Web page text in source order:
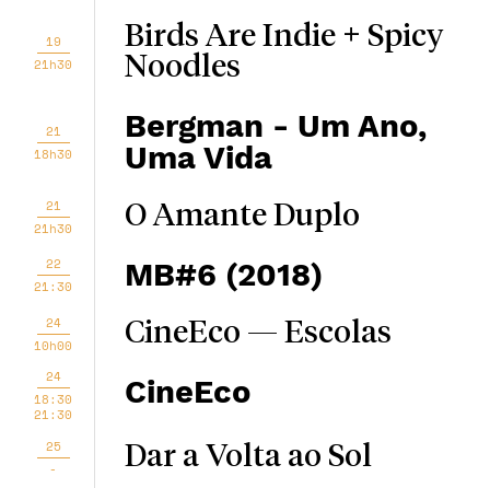
19
21h30
Birds Are Indie + Spicy
Noodles
21
18h30
Bergman - Um Ano,
Uma Vida
21
21h30
O Amante Duplo
22
21:30
MB#6 (2018)
24
10h00
CineEco — Escolas
24
18:30
21:30
CineEco
25
-
Dar a Volta ao Sol